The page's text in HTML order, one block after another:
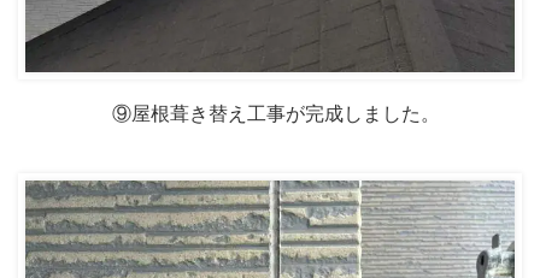
⑨屋根葺き替え工事が完成しました。